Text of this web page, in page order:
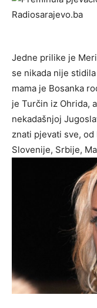
Jedne prilike je
se nikada nije
mama je Bosanka
je Turčin iz Ohrida,
nekadašnjoj
znati pjevati sve,
Slovenije, Srbije,